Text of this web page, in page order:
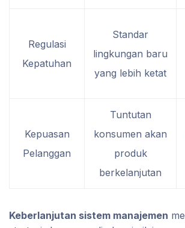
Regulasi
Kepatuhan
Standar
lingkungan baru
yang lebih ketat
Kepuasan
Pelanggan
Tuntutan
konsumen akan
produk
berkelanjutan
Keberlanjutan sistem manajemen